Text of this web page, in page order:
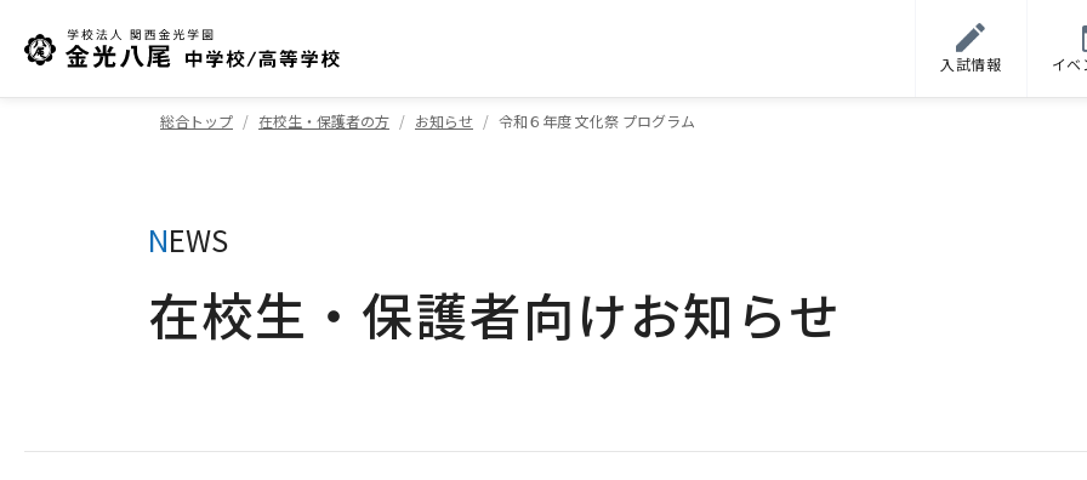
入試情報 イベ
総合トップ 在校生・保護者の方 お知らせ 令和６年度 文化祭 プログラム
NEWS
在校生・保護者向けお知らせ